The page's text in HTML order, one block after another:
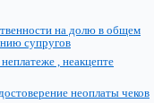
на долю в общем
супругов
, неакцепте
неоплаты чеков